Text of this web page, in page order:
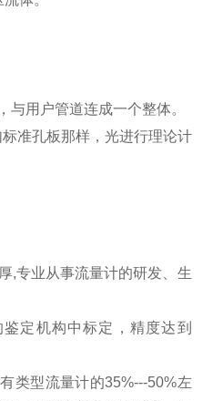
用户管道连成一个整体。
准孔板那样，光进行理论计
,专业从事流量计的研发、生
定机构中标定，精度达到
类型流量计的35%---50%左